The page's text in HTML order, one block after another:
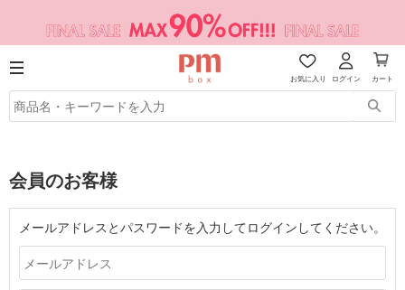
お気に入り ログイン カート
会員のお客様
メールアドレスとパスワードを入力してログインしてください。